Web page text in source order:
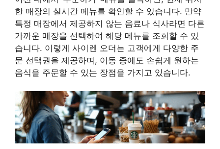
한 매장의 실시간 메뉴를 확인할 수 있습니다. 만약
특정 매장에서 제공하지 않는 음료나 식사라면 다른
가까운 매장을 선택하여 해당 메뉴를 조회할 수 있
습니다. 이렇게 사이렌 오더는 고객에게 다양한 주
문 선택권을 제공하며, 이동 중에도 손쉽게 원하는
음식을 주문할 수 있는 장점을 가지고 있습니다.